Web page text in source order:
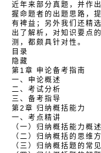
近年来部分真题，并作
握命题者的出题思路，
有裨益；另外我们还精
出了解析，对知识要点
测，都颇具针对性。
目录
隐藏
第1章 申论备考指南
一、申论概述
二、考试分析
三、备考指导
第2章 归纳概括能力
一、考点精讲
（一）归纳概括能力概述
（二）归纳概括的思维
（三）归纳概括题的常